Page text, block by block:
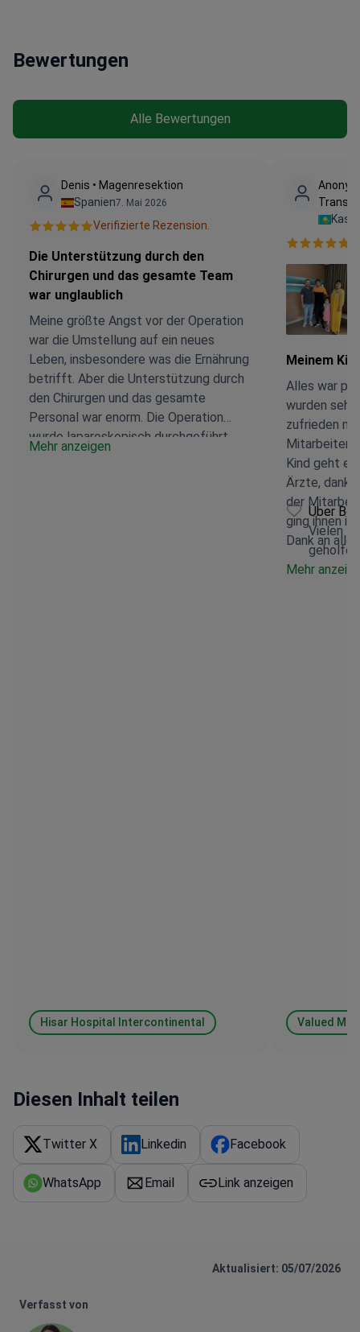
Bewertungen
Alle Bewertungen
Denis • Magenresektion
Spanien7. Mai 2026
Verifizierte Rezension.
Die Unterstützung durch den
Chirurgen und das gesamte Team
war unglaublich
Meine größte Angst vor der Operation
war die Umstellung auf ein neues
Leben, insbesondere was die Ernährung
betrifft. Aber die Unterstützung durch
den Chirurgen und das gesamte
Personal war enorm. Die Operation
wurde laparoskopisch durchgeführt,
wobei ein erheblicher Teil des Magens
Mehr anzeigen
Hisar Hospital Intercontinental
Meinem
Alles war
wurden sehr
zufrieden
Mitarbeitern
Kind geht
Ärzte, dank
der
ging ihnen
Dank an alle.
Über
Vielen
geholfen
Mehr
Valued
Diesen Inhalt teilen
Twitter X Linkedin Facebook
WhatsApp Email Link anzeigen
Aktualisiert: 05/07/2026
Verfasst von